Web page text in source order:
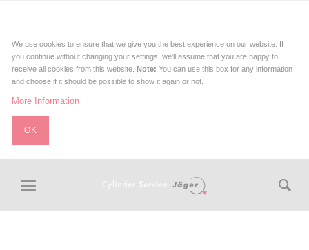
We use cookies to ensure that we give you the best experience on our website. If
you continue without changing your settings, we'll assume that you are happy to
receive all cookies from this website.Note:You can use this box for any information
and choose if it should be possible to show it again or not.
More Information
OK